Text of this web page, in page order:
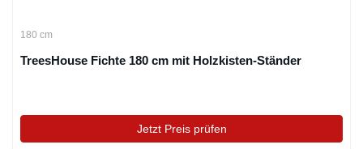
180 cm
TreesHouse Fichte 180 cm mit Holzkisten-Ständer
Jetzt Preis prüfen